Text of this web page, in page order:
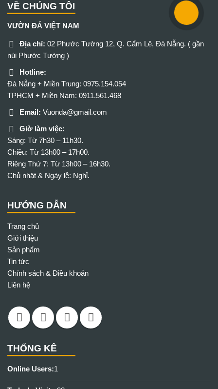
VỀ CHÚNG TÔI
VƯỜN ĐÁ VIỆT NAM
Địa chỉ: 02 Phước Tường 12, Q. Cẩm Lệ, Đà Nẵng. ( gần
núi Phước Tường )
Hotline:
Đà Nẵng + Miền Trung: 0975.154.054
TPHCM + Miền Nam: 0911.561.468
Email: Vuonda@gmail.com
Giờ làm việc:
Sáng: Từ 7h30 – 11h30.
Chiều: Từ 13h00 – 17h00.
Riêng Thứ 7: Từ 13h00 – 16h30.
Chủ nhật & Ngày lễ: Nghỉ.
HƯỚNG DẪN
Trang chủ
Giới thiệu
Sản phẩm
Tin tức
Chính sách & Điều khoản
Liên hệ
THỐNG KÊ
Online Users:1